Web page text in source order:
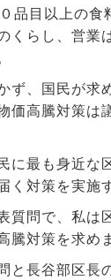
品目以上の食
くらし、営業
ず、国民が求
価高騰対策は
に最も身近な
く対策を実施
質問で、私は
騰対策を求め
と長谷部区長